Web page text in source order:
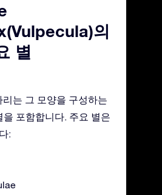
의
별
는 그 모양을 구성하는
을 포함합니다. 주요 별은
: